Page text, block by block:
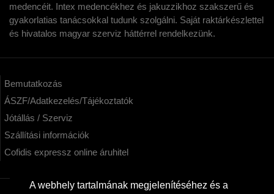
A webhely tartalmának megjelenítéséhez és a
medencéit. Intex medencékhez és jakuzzikhoz szakszerű és
gyakorlatias tanácsokkal tudunk szolgálni. Saját raktárkészlettel
és hivatalos magyar szerviz háttérrel rendelkezünk.
Bemutatkozás
ÁSZF/Adatkezelés/Tájékoztatók
Jótállás / Szerviz
Szállítási információk
Cofidis expressz online áruhitel